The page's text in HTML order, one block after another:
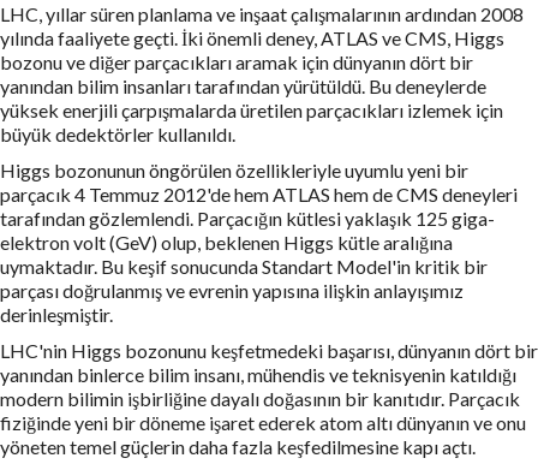
LHC, yıllar süren planlama ve inşaat çalışmalarının ardından 2008
yılında faaliyete geçti. İki önemli deney, ATLAS ve CMS, Higgs
bozonu ve diğer parçacıkları aramak için dünyanın dört bir
yanından bilim insanları tarafından yürütüldü. Bu deneylerde
yüksek enerjili çarpışmalarda üretilen parçacıkları izlemek için
büyük dedektörler kullanıldı.
Higgs bozonunun öngörülen özellikleriyle uyumlu yeni bir
parçacık 4 Temmuz 2012'de hem ATLAS hem de CMS deneyleri
tarafından gözlemlendi. Parçacığın kütlesi yaklaşık 125 giga-
elektron volt (GeV) olup, beklenen Higgs kütle aralığına
uymaktadır. Bu keşif sonucunda Standart Model'in kritik bir
parçası doğrulanmış ve evrenin yapısına ilişkin anlayışımız
derinleşmiştir.
LHC'nin Higgs bozonunu keşfetmedeki başarısı, dünyanın dört bir
yanından binlerce bilim insanı, mühendis ve teknisyenin katıldığı
modern bilimin işbirliğine dayalı doğasının bir kanıtıdır. Parçacık
fiziğinde yeni bir döneme işaret ederek atom altı dünyanın ve onu
yöneten temel güçlerin daha fazla keşfedilmesine kapı açtı.